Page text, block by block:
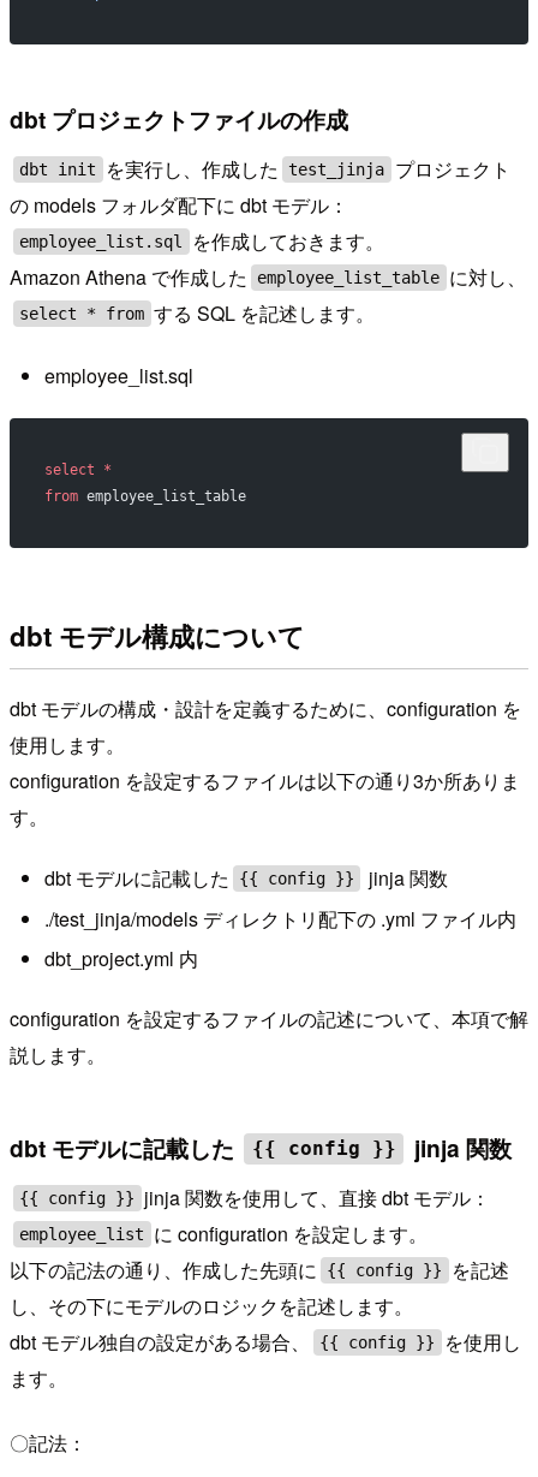
dbt プロジェクトファイルの作成
dbt init を実行し、作成した test_jinja
プロジェクト
の models フォルダ配下に dbt モデル：
employee_list.sql
を作成しておきます。
Amazon Athena で作成した
employee_list_table に対し、
select * from する SQL を記述します。
employee_list.sql
select *
from employee_list_table
dbt モデル構成について
dbt モデルの構成・設計を定義するために、configuration を
使用します。
configuration を設定するファイルは以下の通り3か所ありま
す。
dbt モデルに記載した {{ config }}
jinja 関数
./test_jinja/models ディレクトリ配下の .yml ファイル内
dbt_project.yml 内
configuration を設定するファイルの記述について、本項で解
説します。
dbt モデルに記載した {{ config }} jinja 関数
{{ config }} jinja 関数を使用して、直接 dbt モデル：
employee_list
に configuration を設定します。
以下の記法の通り、作成した先頭に
{{ config }}
を記述
し、その下にモデルのロジックを記述します。
dbt モデル独自の設定がある場合、
{{ config }}
を使用し
ます。
〇記法：